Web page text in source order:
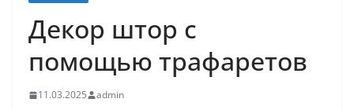
Декор штор с
помощью трафаретов
11.03.2025 admin